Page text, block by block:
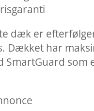
dæk er
Dækket har
SmartGuard som